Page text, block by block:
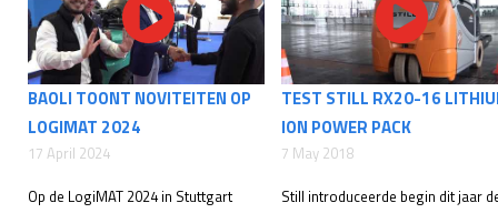
BAOLI TOONT NOVITEITEN OP
LOGIMAT 2024
17 April 2024
Op de LogiMAT 2024 in Stuttgart
TEST STILL RX20-16
ION POWER PACK
7 May 2018
Still introduceerde begin dit jaar